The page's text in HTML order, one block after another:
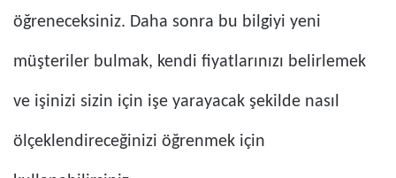
öğreneceksiniz. Daha sonra bu bilgiyi yeni
müşteriler bulmak, kendi fiyatlarınızı belirlemek
ve işinizi sizin için işe yarayacak şekilde nasıl
ölçeklendireceğinizi öğrenmek için